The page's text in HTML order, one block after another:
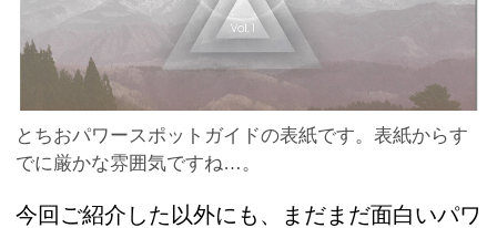
とちおパワースポットガイドの表紙です。表紙からす
でに厳かな雰囲気ですね…。
今回ご紹介した以外にも、まだまだ面白いパワ